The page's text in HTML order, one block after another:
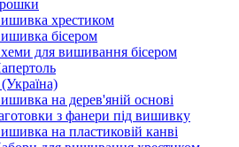
хрестиком
бісером
для вишивання бісером
на дерев'яній основі
з фанери під вишивку
на пластиковій канві